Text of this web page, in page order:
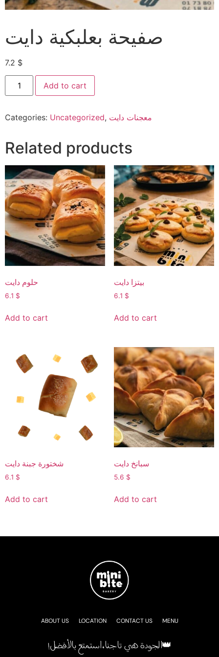
صفيحة بعلبكية دايت
7.2 $
Add to cart
Categories: Uncategorized, معجنات دايت
Related products
حلوم دايت
6.1 $
Add to cart
بيتزا دايت
6.1 $
Add to cart
شختورة جبنة دايت
6.1 $
Add to cart
سبانخ دايت
5.6 $
Add to cart
ABOUT US LOCATION CONTACT US MENU
!الجودة هي تاجنا، استمتع بالأفضل👑